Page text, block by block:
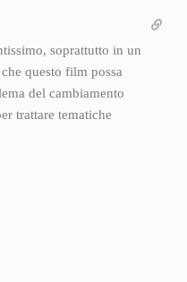
soprattutto in un
questo film possa
del cambiamento
trattare tematiche